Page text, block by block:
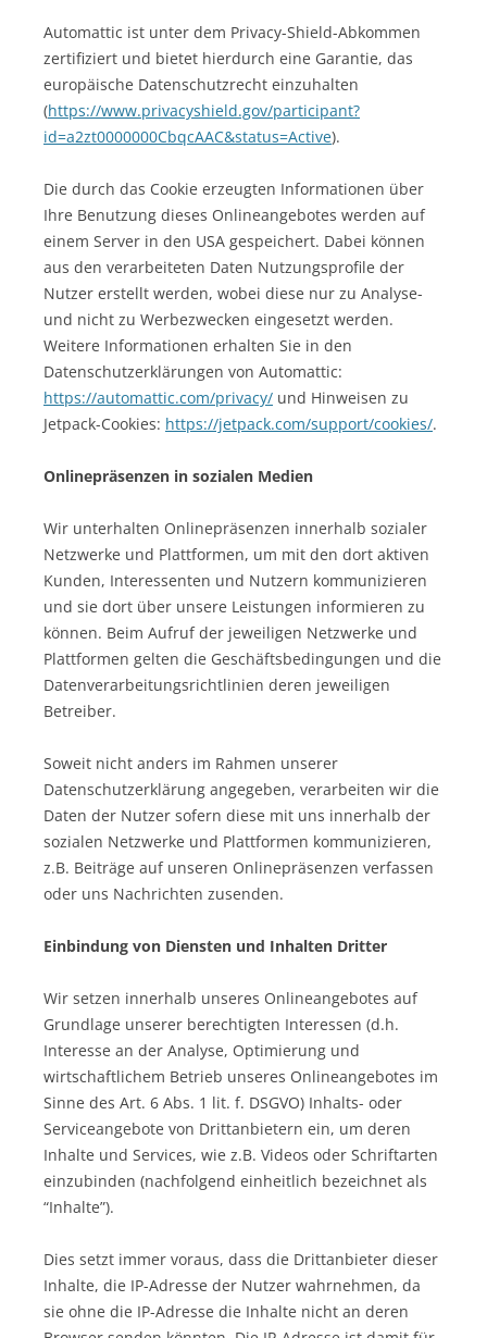
Automattic ist unter dem Privacy-Shield-Abkommen
zertifiziert und bietet hierdurch eine Garantie, das
europäische Datenschutzrecht einzuhalten
(https://www.privacyshield.gov/participant?
id=a2zt0000000CbqcAAC&status=Active).
Die durch das Cookie erzeugten Informationen über
Ihre Benutzung dieses Onlineangebotes werden auf
einem Server in den USA gespeichert. Dabei können
aus den verarbeiteten Daten Nutzungsprofile der
Nutzer erstellt werden, wobei diese nur zu Analyse-
und nicht zu Werbezwecken eingesetzt werden.
Weitere Informationen erhalten Sie in den
Datenschutzerklärungen von Automattic:
https://automattic.com/privacy/ und Hinweisen zu
Jetpack-Cookies: https://jetpack.com/support/cookies/.
Onlinepräsenzen in sozialen Medien
Wir unterhalten Onlinepräsenzen innerhalb sozialer
Netzwerke und Plattformen, um mit den dort aktiven
Kunden, Interessenten und Nutzern kommunizieren
und sie dort über unsere Leistungen informieren zu
können. Beim Aufruf der jeweiligen Netzwerke und
Plattformen gelten die Geschäftsbedingungen und die
Datenverarbeitungsrichtlinien deren jeweiligen
Betreiber.
Soweit nicht anders im Rahmen unserer
Datenschutzerklärung angegeben, verarbeiten wir die
Daten der Nutzer sofern diese mit uns innerhalb der
sozialen Netzwerke und Plattformen kommunizieren,
z.B. Beiträge auf unseren Onlinepräsenzen verfassen
oder uns Nachrichten zusenden.
Einbindung von Diensten und Inhalten Dritter
Wir setzen innerhalb unseres Onlineangebotes auf
Grundlage unserer berechtigten Interessen (d.h.
Interesse an der Analyse, Optimierung und
wirtschaftlichem Betrieb unseres Onlineangebotes im
Sinne des Art. 6 Abs. 1 lit. f. DSGVO) Inhalts- oder
Serviceangebote von Drittanbietern ein, um deren
Inhalte und Services, wie z.B. Videos oder Schriftarten
einzubinden (nachfolgend einheitlich bezeichnet als
“Inhalte”).
Dies setzt immer voraus, dass die Drittanbieter dieser
Inhalte, die IP-Adresse der Nutzer wahrnehmen, da
sie ohne die IP-Adresse die Inhalte nicht an deren